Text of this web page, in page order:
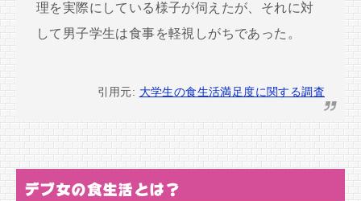
理を実際にしている様子が伺えたが、それに対
して男子学生は食事を軽視しがちであった。
引用元: 大学生の食生活満足度に関する調査
デブ女の食生活とは？